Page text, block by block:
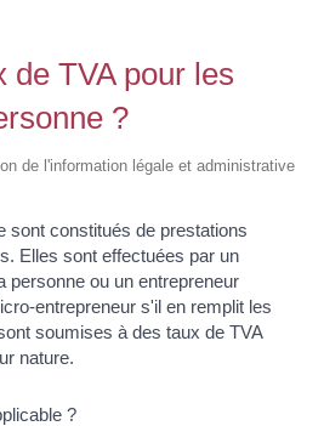
de TVA pour les
?
de l'information légale et administrative
sont constitués de prestations
Elles sont effectuées par un
personne ou un entrepreneur
entrepreneur s'il en remplit les
soumises à des taux de TVA
nature.
?